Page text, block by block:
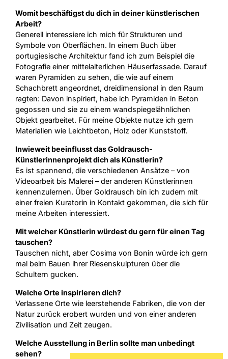
Womit beschäftigst du dich in deiner künstlerischen
Arbeit?
Generell interessiere ich mich für Strukturen und
Symbole von Oberflächen. In einem Buch über
portugiesische Architektur fand ich zum Beispiel die
Fotografie einer mittelalterlichen Häuserfassade. Darauf
waren Pyramiden zu sehen, die wie auf einem
Schachbrett angeordnet, dreidimensional in den Raum
ragten: Davon inspiriert, habe ich Pyramiden in Beton
gegossen und sie zu einem wandspiegelähnlichen
Objekt gearbeitet. Für meine Objekte nutze ich gern
Materialien wie Leichtbeton, Holz oder Kunststoff.
Inwieweit beeinflusst das Goldrausch-
Künstlerinnenprojekt dich als Künstlerin?
Es ist spannend, die verschiedenen Ansätze – von
Videoarbeit bis Malerei – der anderen Künstlerinnen
kennenzulernen. Über Goldrausch bin ich zudem mit
einer freien Kuratorin in Kontakt gekommen, die sich für
meine Arbeiten interessiert.
Mit welcher Künstlerin würdest du gern für einen Tag
tauschen?
Tauschen nicht, aber Cosima von Bonin würde ich gern
mal beim Bauen ihrer Riesenskulpturen über die
Schultern gucken.
Welche Orte inspirieren dich?
Verlassene Orte wie leerstehende Fabriken, die von der
Natur zurück erobert wurden und von einer anderen
Zivilisation und Zeit zeugen.
Welche Ausstellung in Berlin sollte man unbedingt
sehen?